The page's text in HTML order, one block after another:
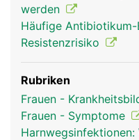
werden
Häufige Antibiotikum-
Resistenzrisiko
Rubriken
Frauen -
Frauen - Symptome